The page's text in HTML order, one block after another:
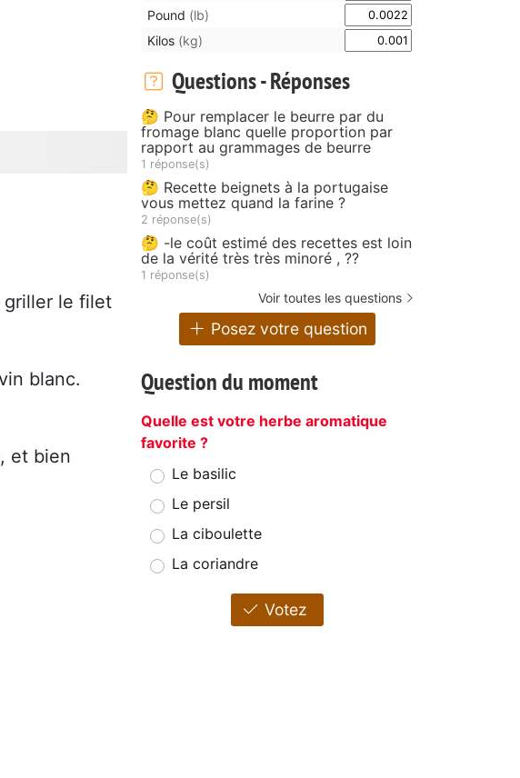
griller le filet
blanc.
et bien
Pound (lb)
Kilos (kg)
Questions - Réponses
🤔 Pour remplacer le beurre par du
fromage blanc quelle proportion par
rapport au grammages de beurre
1 réponse(s)
🤔 Recette beignets à la portugaise
vous mettez quand la farine ?
2 réponse(s)
🤔 -le coût estimé des recettes est loin
de la vérité très très minoré , ??
1 réponse(s)
Voir toutes les questions
Posez votre question
Question du moment
Quelle est votre herbe aromatique
favorite ?
Le basilic
Le persil
La ciboulette
La coriandre
Votez